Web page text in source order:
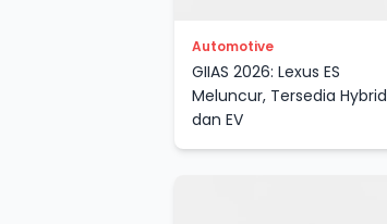
Automotive
GIIAS 2026: Lexus ES
Meluncur, Tersedia Hybrid
dan EV